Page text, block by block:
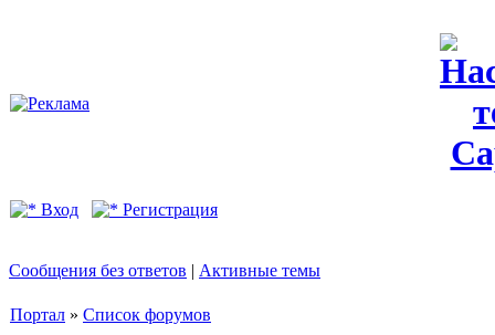
Вход Регистрация
Сообщения без ответов | Активные темы
Портал » Список форумов